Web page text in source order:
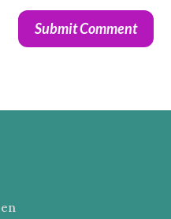
Submit Comment